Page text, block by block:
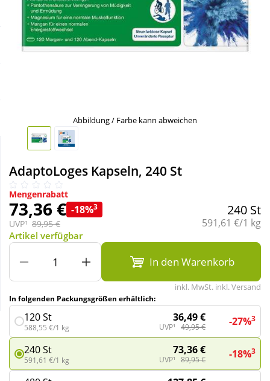
Sale
Schnäppchen
Täglich gut versorgt
Körperpflege & Kosmetik
Liebe & Erotik
Nahrungsergänzung
Sanitätshaus
Sport & Fitness
Tierbedarf
Wellness
Abbildung / Farbe kann abweichen
AdaptoLoges Kapseln, 240 St
Mengenrabatt
73,36 € -18%3
UVP¹ 89,95 €
240 St
Grundpreis:
591,61 €/1 kg
Artikel verfügbar
In den Warenkorb
inkl. MwSt. inkl. Versand
In folgenden Packungsgrößen erhältlich:
120 St
588,55 €/1 kg
36,49 €
UVP¹ 49,95 € -27%3
240 St
591,61 €/1 kg
73,36 €
UVP¹ 89,95 € -18%3